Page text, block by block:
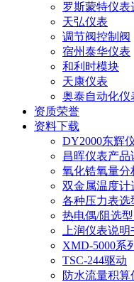
罗斯蒙特仪表
天弘仪表
调节阀控制阀
宿州泰华仪表
和利时模块
天康仪表
奥泰自动化仪
资质荣誉
资料下载
DY2000东辉
昌晖仪表产品
氧化锆氧量分
双金属温度计
各种压力表选
热电偶/阻选
上润仪表说
XMD-5000系
TSC-244驱动
防水流量积算